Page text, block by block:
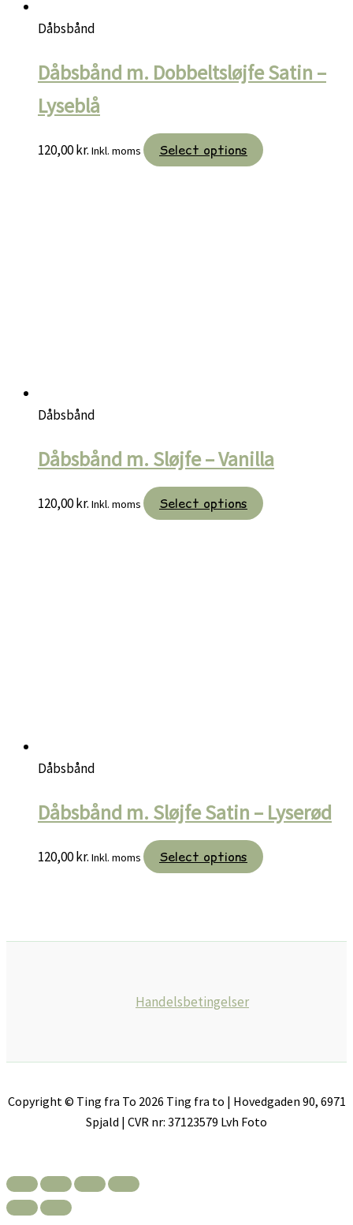
Dåbsbånd
Dåbsbånd m. Dobbeltsløjfe Satin –
Lyseblå
120,00kr. Inkl. moms Select options
Dåbsbånd
Dåbsbånd m. Sløjfe – Vanilla
120,00kr. Inkl. moms Select options
Dåbsbånd
Dåbsbånd m. Sløjfe Satin – Lyserød
120,00kr. Inkl. moms Select options
Handelsbetingelser
Copyright © Ting fra To 2026 Ting fra to | Hovedgaden 90, 6971
Spjald | CVR nr: 37123579 Lvh Foto